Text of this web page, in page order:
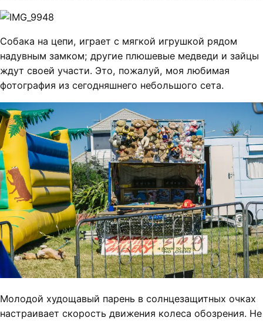
Собака на цепи, играет с мягкой игрушкой рядом
надувным замком; другие плюшевые медведи и зайцы
ждут своей участи. Это, пожалуй, моя любимая
фотография из сегодняшнего небольшого сета.
Молодой худощавый парень в солнцезащитных очках
настраивает скорость движения колеса обозрения. Не